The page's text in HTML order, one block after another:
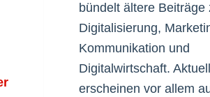
bündelt ältere Beiträge
Digitalisierung,
Kommunikation und
Digitalwirtschaft.
erscheinen vor allem